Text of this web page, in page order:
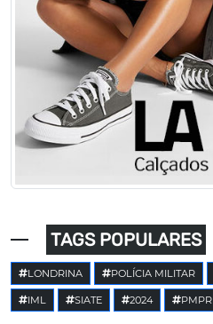
TAGS POPULARES
LONDRINA POLÍCIA MILITAR
IML SIATE 2024 PMPR